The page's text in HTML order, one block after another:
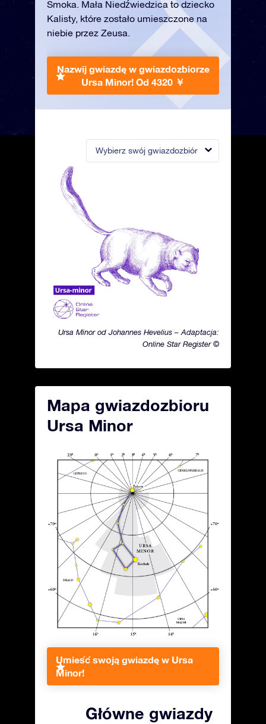
Wybierz swój gwiazdozbiór
Ursa Minor od Johannes Hevelius – Adaptacja:
Online Star Register ©
Smoka. Mała Niedźwiedzica to dziecko
Kalisty, które zostało umieszczone na
niebie przez Zeusa.
Nazwij gwiazdę w gwiazdozbiorze
Ursa Minor! Od 4320 ￥
Mapa gwiazdozbioru
Ursa Minor
Umieść swoją gwiazdę w Ursa
Minor!
Główne gwiazdy